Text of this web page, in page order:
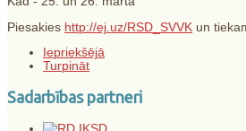
Piesakies http://ej.uz/RSD_SVVK un
Iepriekšējā
Turpināt
Sadarbības partneri